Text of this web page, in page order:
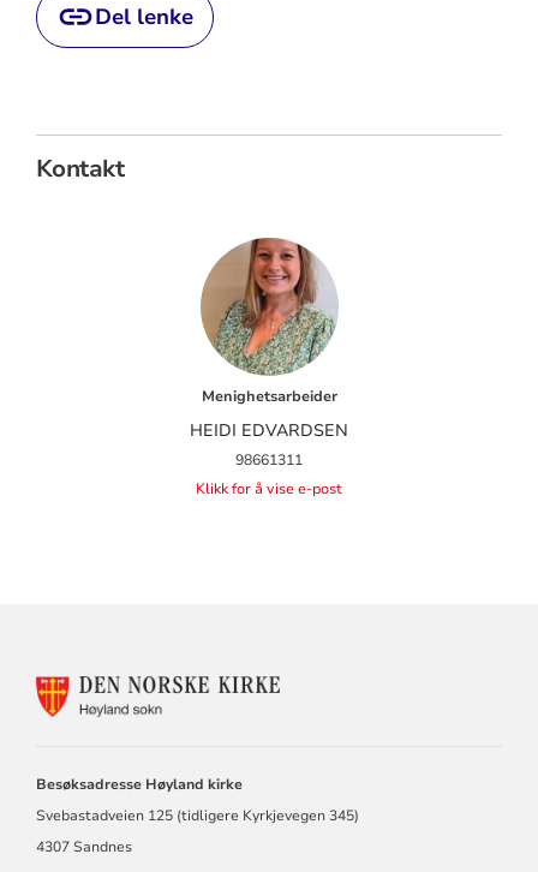
Del lenke
Kontakt
Menighetsarbeider
HEIDI EDVARDSEN
98661311
Klikk for å vise e-post
Besøksadresse Høyland kirke
Svebastadveien 125 (tidligere Kyrkjevegen 345)
4307 Sandnes